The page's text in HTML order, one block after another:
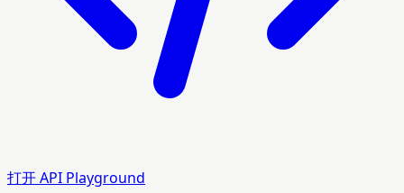
打开 API Playground